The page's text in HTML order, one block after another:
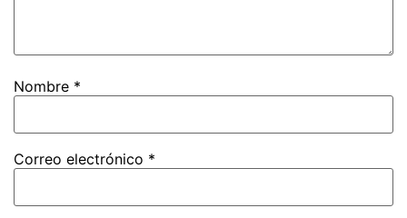
Nombre *
Correo electrónico *